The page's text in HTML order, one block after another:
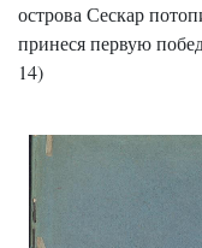
острова Сескар
принеся первую
14)